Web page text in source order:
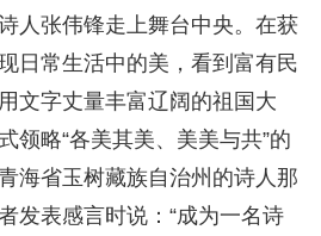
人张伟锋走上舞台中央。在获
日常生活中的美，看到富有民
文字丈量丰富辽阔的祖国大
领略“各美其美、美美与共”的
海省玉树藏族自治州的诗人那
发表感言时说：“成为一名诗